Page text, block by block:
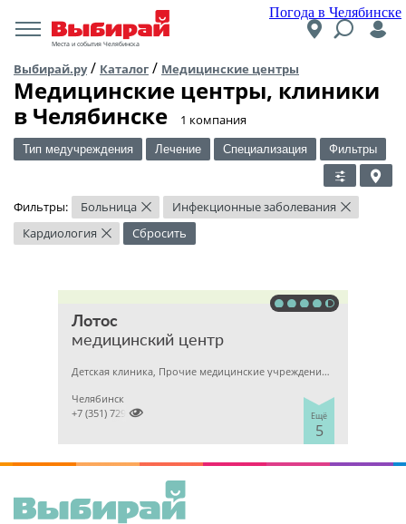
Погода в Челябинске
Места и события Челябинска
Выбирай.ру/ Каталог / Медицинские центры
Медицинские центры, клиники
в Челябинске
​1 компания
Тип медучреждения Лечение Специализация Фильтры
Фильтры: Больница × Инфекционные заболевания ×
Кардиология × Сбросить
Лотос
медицинский центр
Детская клиника, Прочие медицинские учреждения, Гинекология
Ещё
5
Челябинск

+7 (351) 7298929